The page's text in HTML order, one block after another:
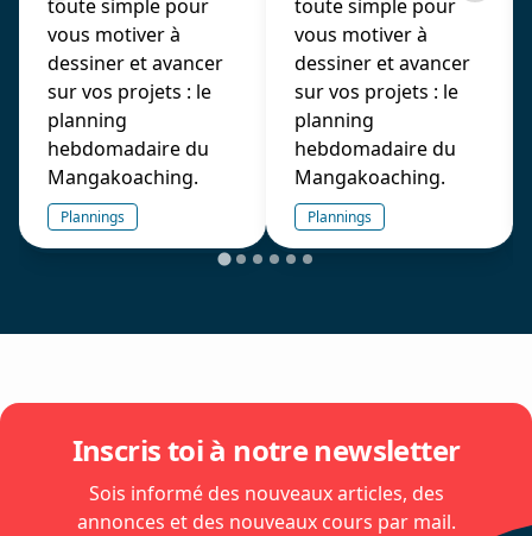
toute simple pour
vous motiver à
dessiner et avancer
sur vos projets : le
planning
hebdomadaire du
Mangakoaching.
Plannings
toute simple pour
vous motiver à
dessiner et avancer
sur vos projets : le
planning
hebdomadaire du
Mangakoaching.
Plannings
Inscris toi à notre newsletter
Sois informé des nouveaux articles, des
annonces et des nouveaux cours par mail.